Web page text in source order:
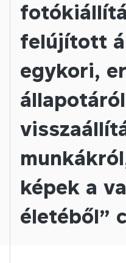
felújított
egykori,
képek a
életéből”